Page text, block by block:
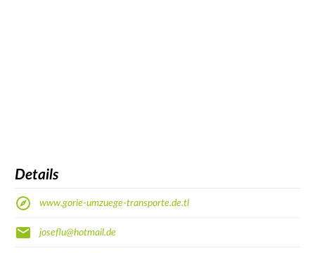
Details
www.gorie-umzuege-transporte.de.tl
joseflu@hotmail.de